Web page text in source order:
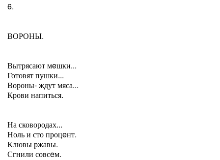
6.
ВОРОНЫ.
Вытрясают мeшки...
Готовят пушки...
Вороны- ждут мяса...
Крови напиться.
На сковородах...
Ноль и сто процeнт.
Клювы ржавы.
Сгнили совсeм.